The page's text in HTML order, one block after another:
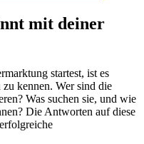
mit deiner
startest, ist es
kennen. Wer sind die
Was suchen sie, und wie
Die Antworten auf diese